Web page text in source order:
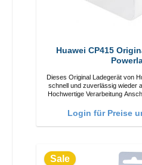
Huawei CP415
Dieses Original Ladegerät von
schnell und zuverlässig wieder
Hochwertige Verarbeitung Anschlüsse: USB-C Output: 66W
Login für Preise
Sale